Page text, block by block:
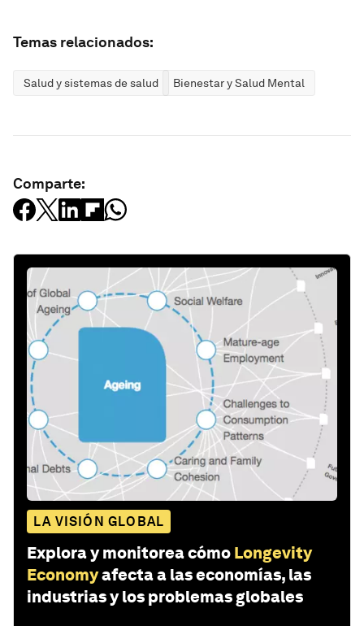
Temas relacionados:
Salud y sistemas de salud Bienestar y Salud Mental
Comparte:
LA VISIÓN GLOBAL
Explora y monitorea cómo Longevity
Economyafecta a las economías, las
industrias y los problemas globales